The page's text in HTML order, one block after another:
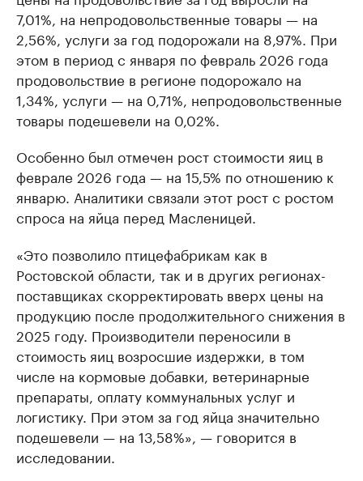
7,01%, на непродовольственные товары — на
2,56%, услуги за год подорожали на 8,97%. При
этом в период с января по февраль 2026 года
продовольствие в регионе подорожало на
1,34%, услуги — на 0,71%, непродовольственные
товары подешевели на 0,02%.
Особенно был отмечен рост стоимости яиц в
феврале 2026 года — на 15,5% по отношению к
январю. Аналитики связали этот рост с ростом
спроса на яйца перед Масленицей.
«Это позволило птицефабрикам как в
Ростовской области, так и в других регионах-
поставщиках скорректировать вверх цены на
продукцию после продолжительного снижения в
2025 году. Производители переносили в
стоимость яиц возросшие издержки, в том
числе на кормовые добавки, ветеринарные
препараты, оплату коммунальных услуг и
логистику. При этом за год яйца значительно
подешевели — на 13,58%», — говорится в
исследовании.